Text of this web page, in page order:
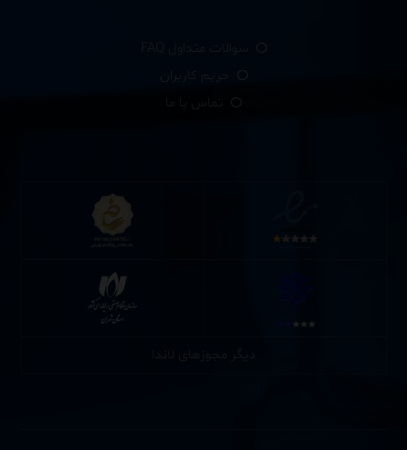
سوالات متداول FAQ
حریم کاربران
دیگر مجوزهای لاندا